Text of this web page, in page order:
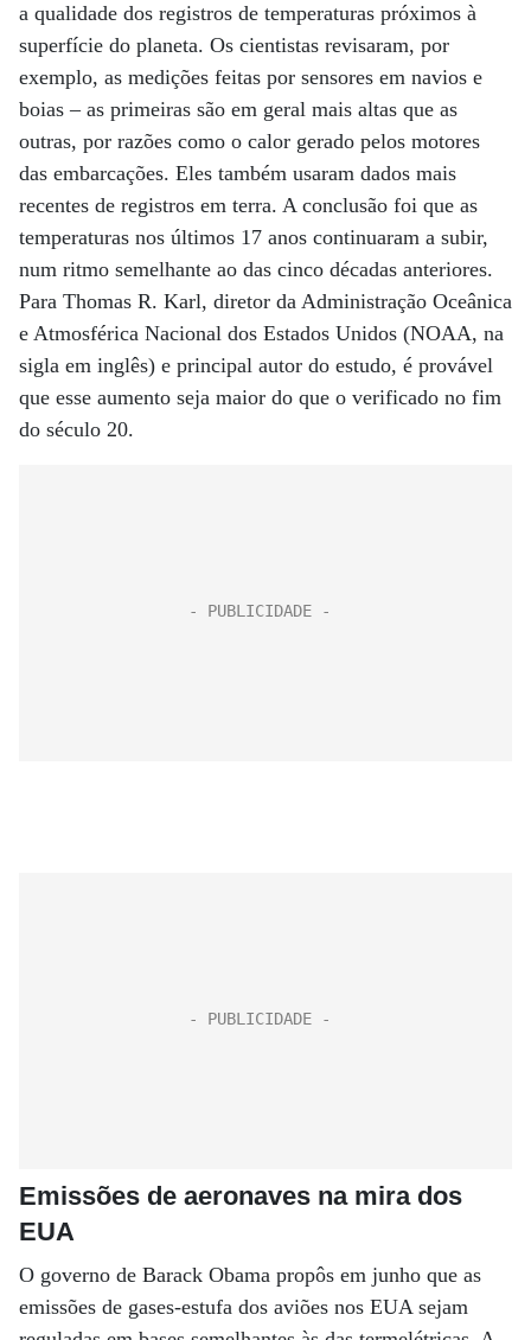
a qualidade dos registros de temperaturas próximos à
superfície do planeta. Os cientistas revisaram, por
exemplo, as medições feitas por sensores em navios e
boias – as primeiras são em geral mais altas que as
outras, por razões como o calor gerado pelos motores
das embarcações. Eles também usaram dados mais
recentes de registros em terra. A conclusão foi que as
temperaturas nos últimos 17 anos continuaram a subir,
num ritmo semelhante ao das cinco décadas anteriores.
Para Thomas R. Karl, diretor da Administração Oceâ­nica
e Atmosférica Nacional dos Estados Unidos (NOAA, na
sigla em inglês) e principal autor do estudo, é provável
que esse aumento seja maior do que o verificado no fim
do século 20.
Emissões de aeronaves na mira dos
EUA
O governo de Barack Obama propôs em junho que as
emissões de gases-estufa dos aviões nos EUA sejam